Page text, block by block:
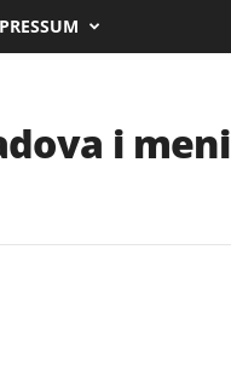
i meni